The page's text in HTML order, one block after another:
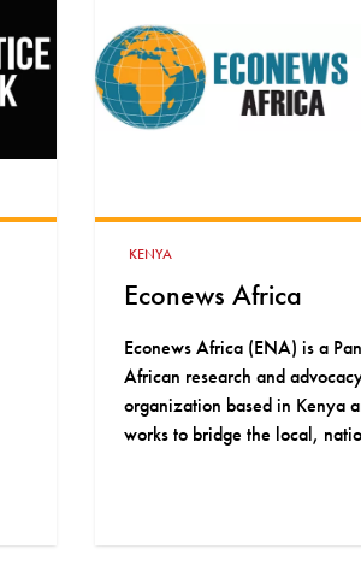
KENYA
East African Tax and
Governance Network
(EATGN)
Championing Tax Justice for
Sustainable Development